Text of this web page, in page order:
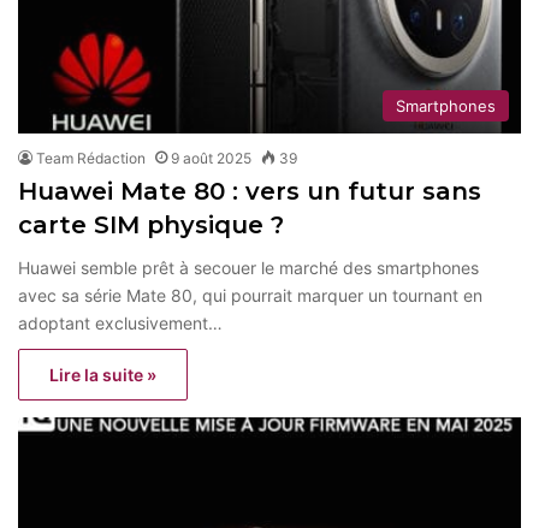
Smartphones
Team Rédaction 9 août 2025 39
Huawei Mate 80 : vers un futur sans
carte SIM physique ?
Huawei semble prêt à secouer le marché des smartphones
avec sa série Mate 80, qui pourrait marquer un tournant en
adoptant exclusivement…
Lire la suite »